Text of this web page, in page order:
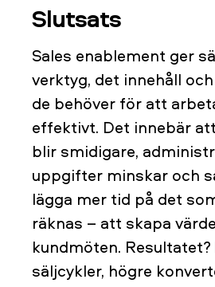
Slutsats
Sales enablement ger
verktyg, det innehåll
de behöver för att
effektivt. Det innebär
blir smidigare,
uppgifter minskar och
lägga mer tid på det
räknas – att skapa
kundmöten. Resultatet?
säljcykler, högre